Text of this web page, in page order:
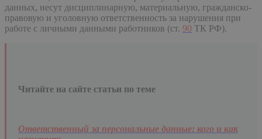
данных, несут дисциплинарную, материальную, гражданско-
правовую и уголовную ответственность за нарушения при
работе с личными данными работников (ст. 90 ТК РФ).
Читайте на сайте статьи по теме
Ответственный за персональные данные: кого и как